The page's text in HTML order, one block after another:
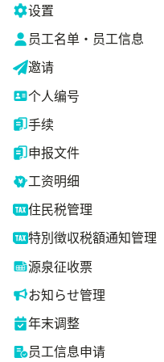
设置
员工名单・员工信息
邀请
个人编号
手续
申报文件
工资明细
住民税管理
特別徴収税額通知管理
源泉征收票
お知らせ管理
年末调整
员工信息申请